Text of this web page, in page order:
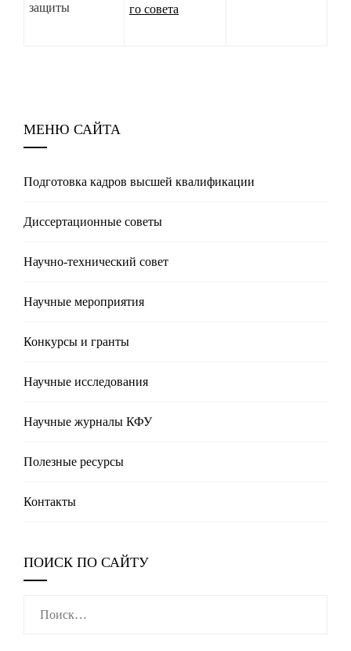
защиты
го совета
МЕНЮ САЙТА
Подготовка кадров высшей квалификации
Диссертационные советы
Научно-технический совет
Научные мероприятия
Конкурсы и гранты
Научные исследования
Научные журналы КФУ
Полезные реcурсы
Контакты
ПОИСК ПО САЙТУ